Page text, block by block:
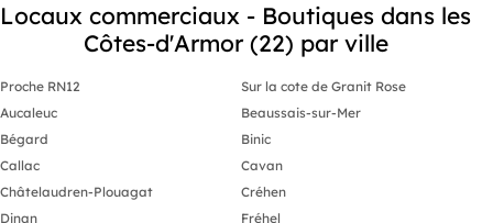
Locaux commerciaux - Boutiques dans les
Côtes-d'Armor (22) par ville
Proche RN12
Sur la cote de Granit Rose
Aucaleuc
Beaussais-sur-Mer
Bégard
Binic
Callac
Cavan
Châtelaudren-Plouagat
Créhen
Dinan
Fréhel